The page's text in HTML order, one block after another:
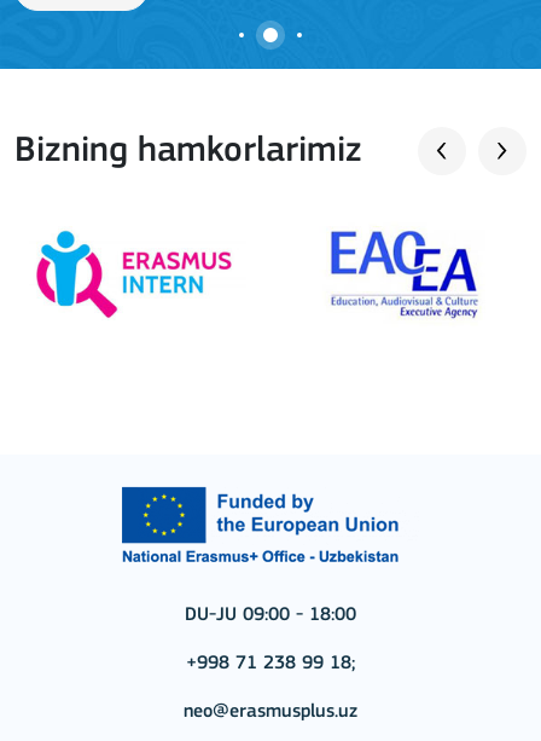
Bizning hamkorlarimiz
DU-JU 09:00 - 18:00
+998 71 238 99 18;
neo@erasmusplus.uz